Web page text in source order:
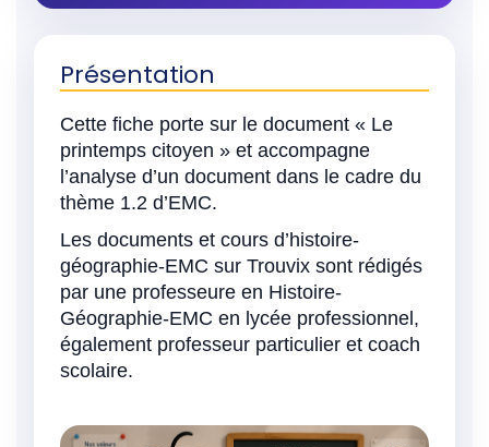
Présentation
Cette fiche porte sur le document « Le
printemps citoyen » et accompagne
l’analyse d’un document dans le cadre du
thème 1.2 d’EMC.
Les documents et cours d’histoire-
géographie-EMC sur Trouvix sont rédigés
par une professeure en Histoire-
Géographie-EMC en lycée professionnel,
également professeur particulier et coach
scolaire.